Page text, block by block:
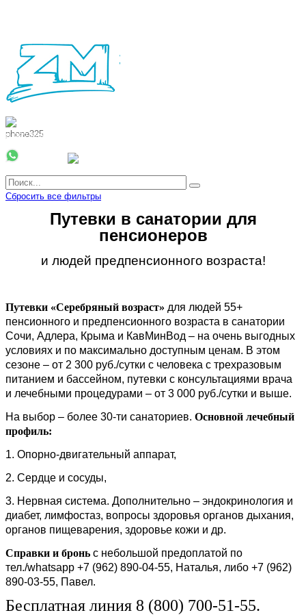
8 962 888 51 55
Сбросить все фильтры
Путевки в санатории для
пенсионеров
и людей предпенсионного возраста!
Путевки «Серебряный возраст» для людей 55+
пенсионного и предпенсионного возраста в санатории
Сочи, Адлера, Крыма и КавМинВод – на очень выгодных
условиях и по максимально доступным ценам. В этом
сезоне – от 2 300 руб./сутки с человека с трехразовым
питанием и бассейном, путевки с консультациями врача
и лечебными процедурами – от 3 000 руб./сутки и выше.
На выбор – более 30-ти санаториев. Основной лечебный
профиль:
1. Опорно-двигательный аппарат,
2. Сердце и сосуды,
3. Нервная система. Дополнительно – эндокринология и
диабет, лимфостаз, вопросы здоровья органов дыхания,
органов пищеварения, здоровье кожи и др.
Справки и бронь с небольшой предоплатой по
тел./whatsapp +7 (962) 890-04-55, Наталья, либо +7 (962)
890-03-55, Павел.
Бесплатная линия 8 (800) 700-51-55.